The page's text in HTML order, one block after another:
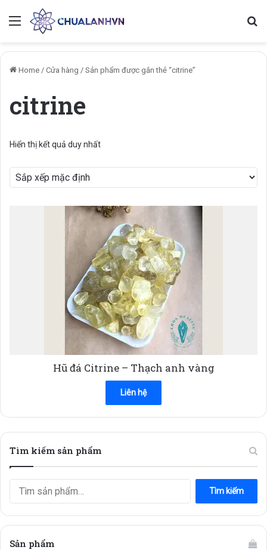
Menu
Home / Cửa hàng / Sản phẩm được gắn thẻ “citrine”
citrine
Hiển thị kết quả duy nhất
Hũ đá Citrine – Thạch anh vàng
Liên hệ
Tìm kiếm sản phẩm
kiếm:
Tìm kiếm
Sản phẩm